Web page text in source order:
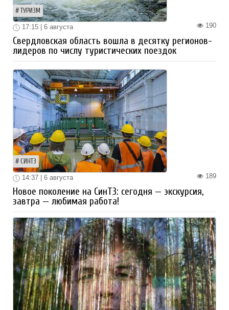
ТУРИЗМ
190
17:15 | 6 августа
Свердловская область вошла в десятку регионов-
лидеров по числу туристических поездок
СИНТЗ
189
14:37 | 6 августа
Новое поколение на СинТЗ: сегодня — экскурсия,
завтра — любимая работа!